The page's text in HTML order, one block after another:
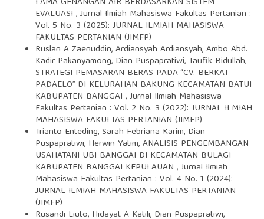
EVALUASI ,Jurnal Ilmiah Mahasiswa Fakultas Pertanian :
Vol. 5 No. 3 (2025): JURNAL ILMIAH MAHASISWA
FAKULTAS PERTANIAN (JIMFP)
Ruslan A Zaenuddin, Ardiansyah Ardiansyah, Ambo Abd.
Kadir Pakanyamong, Dian Puspapratiwi, Taufik Bidullah,
STRATEGI PEMASARAN BERAS PADA “CV. BERKAT
PADAELO” DI KELURAHAN BAKUNG KECAMATAN BATUI
KABUPATEN BANGGAI ,Jurnal Ilmiah Mahasiswa
Fakultas Pertanian : Vol. 2 No. 3 (2022): JURNAL ILMIAH
MAHASISWA FAKULTAS PERTANIAN (JIMFP)
Trianto Enteding, Sarah Febriana Karim, Dian
Puspapratiwi, Herwin Yatim,ANALISIS PENGEMBANGAN
USAHATANI UBI BANGGAI DI KECAMATAN BULAGI
KABUPATEN BANGGAI KEPULAUAN ,Jurnal Ilmiah
Mahasiswa Fakultas Pertanian : Vol. 4 No. 1 (2024):
JURNAL ILMIAH MAHASISWA FAKULTAS PERTANIAN
(JIMFP)
Rusandi Liuto, Hidayat A Katili, Dian Puspapratiwi,